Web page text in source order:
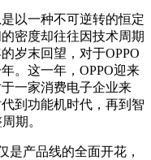
以一种不可逆转的恒定
密度却往往因技术周期
岁末回望，对于OPPO
。这一年，OPPO迎来
一家消费电子企业来
到功能机时代，再到智
期。
是产品线的全面开花，